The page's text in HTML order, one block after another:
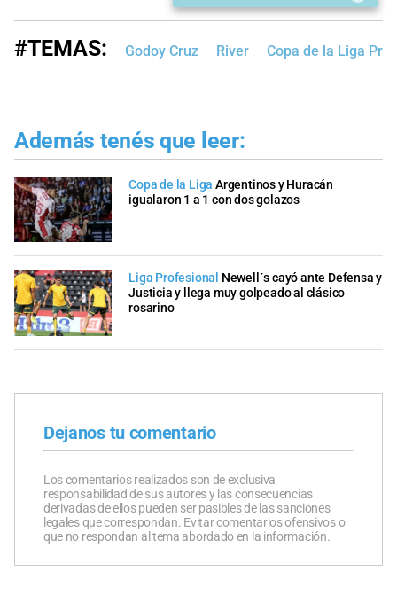
#TEMAS: Godoy Cruz River Copa de la Liga
Además tenés que leer:
Copa de la Liga Argentinos y Huracán
igualaron 1 a 1 con dos golazos
Liga Profesional Newell´s cayó ante Defensa y
Justicia y llega muy golpeado al clásico
rosarino
Dejanos tu comentario
Los comentarios realizados son de exclusiva
responsabilidad de sus autores y las consecuencias
derivadas de ellos pueden ser pasibles de las sanciones
legales que correspondan. Evitar comentarios ofensivos o
que no respondan al tema abordado en la información.